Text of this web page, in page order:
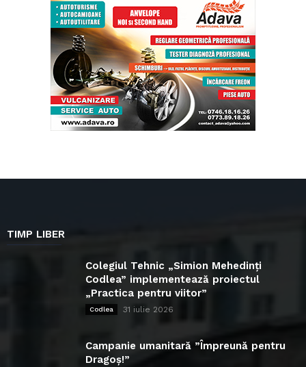
TIMP LIBER
Colegiul Tehnic „Simion Mehedinți
Codlea” implementează proiectul
„Practica pentru viitor”
Codlea 31 iulie 2026
Campanie umanitară ”Împreună pentru
Dragoș!”